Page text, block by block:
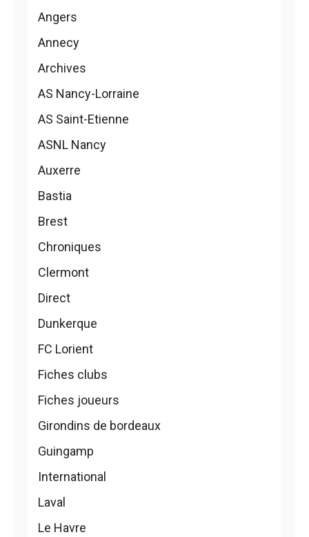
Angers
Annecy
Archives
AS Nancy-Lorraine
AS Saint-Etienne
ASNL Nancy
Auxerre
Bastia
Brest
Chroniques
Clermont
Direct
Dunkerque
FC Lorient
Fiches clubs
Fiches joueurs
Girondins de bordeaux
Guingamp
International
Laval
Le Havre